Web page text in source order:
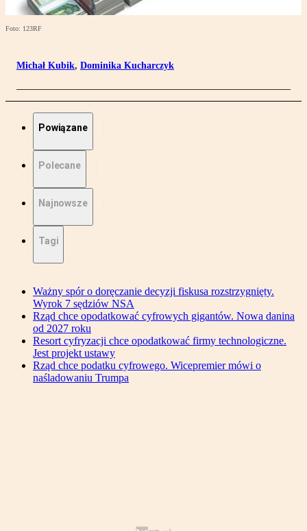
Foto: 123RF
Michał Kubik, Dominika Kucharczyk
Powiązane
Polecane
Najnowsze
Tagi
Ważny spór o doręczanie decyzji fiskusa rozstrzygnięty.
Wyrok 7 sędziów NSA
Rząd chce opodatkować cyfrowych gigantów. Nowa danina
od 2027 roku
Resort cyfryzacji chce opodatkować firmy technologiczne.
Jest projekt ustawy
Rząd chce podatku cyfrowego. Wicepremier mówi o
naśladowaniu Trumpa